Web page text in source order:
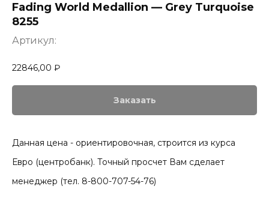
Fading World Medallion — Grey Turquoise
8255
Артикул:
22846,00 ₽
Заказать
Данная цена - ориентировочная, строится из курса
Евро (центробанк). Точный просчет Вам сделает
менеджер (тел. 8-800-707-54-76)